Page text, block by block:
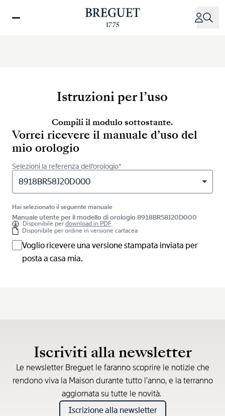
Istruzioni per l’uso
Compili il modulo sottostante.
Vorrei ricevere il manuale d’uso del
mio orologio
Selezioni la referenza dell’orologio*
8918BR58J20D000
Hai selezionato il seguente manuale
Manuale utente per il modello di orologio 8918BR58J20D000
Disponibile perdownload in PDF
Disponibile per ordine in versione cartacea
Voglio ricevere una versione stampata inviata per
posta a casa mia.
Iscriviti alla newsletter
Le newsletter Breguet le faranno scoprire le notizie che
rendono viva la Maison durante tutto l’anno, e la terranno
aggiornata su tutte le novità.
Iscrizione alla newsletter